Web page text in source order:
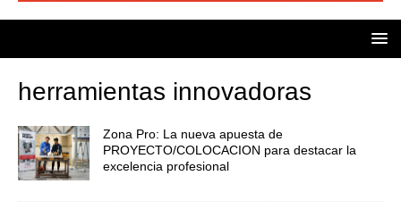
herramientas innovadoras
Zona Pro: La nueva apuesta de
PROYECTO/COLOCACION para destacar la
excelencia profesional